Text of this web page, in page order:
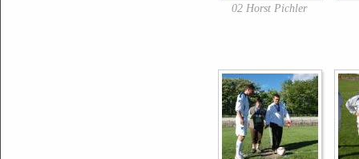
02 Horst Pichler